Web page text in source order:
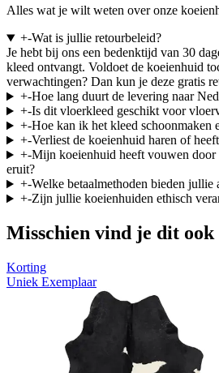
Alles wat je wilt weten over onze
+-Wat is jullie retourbeleid?
Je hebt bij ons een bedenktijd van 30
kleed ontvangt. Voldoet de koeienhuid
verwachtingen? Dan kun je deze gratis
+-Hoe lang duurt de levering naar
+-Is dit vloerkleed geschikt voor
+-Hoe kan ik het kleed schoonmaken
+-Verliest de koeienhuid haren of
+-Mijn koeienhuid heeft vouwen door
eruit?
+-Welke betaalmethoden bieden jullie
+-Zijn jullie koeienhuiden ethisch
Misschien vind je dit ook
Korting
Uniek Exemplaar